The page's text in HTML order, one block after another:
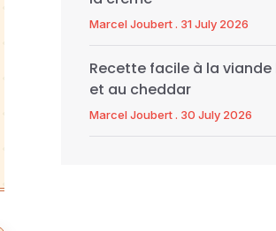
Marcel Joubert 31 July 2026
Recette facile à la
et au cheddar
Marcel Joubert 30 July 2026